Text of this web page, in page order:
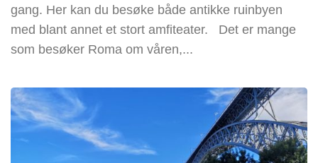
gang. Her kan du besøke både antikke ruinbyen
med blant annet et stort amfiteater. Det er mange
som besøker Roma om våren,...